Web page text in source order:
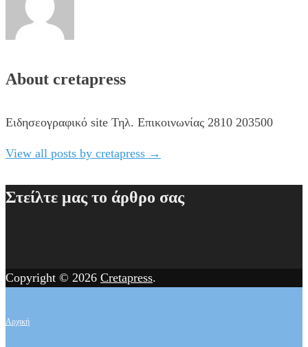
About cretapress
Ειδησεογραφικό site Τηλ. Επικοινωνίας 2810 203500
View all posts by cretapress →
Στείλτε μας το άρθρο σας
Copyright © 2026 Cretapress.
Αρχική